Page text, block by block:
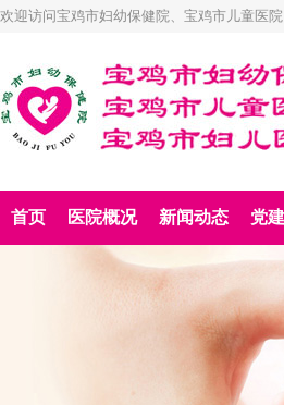
欢迎访问宝鸡市妇幼保健院、宝鸡市儿童医院
首页 医院概况 新闻动态 党